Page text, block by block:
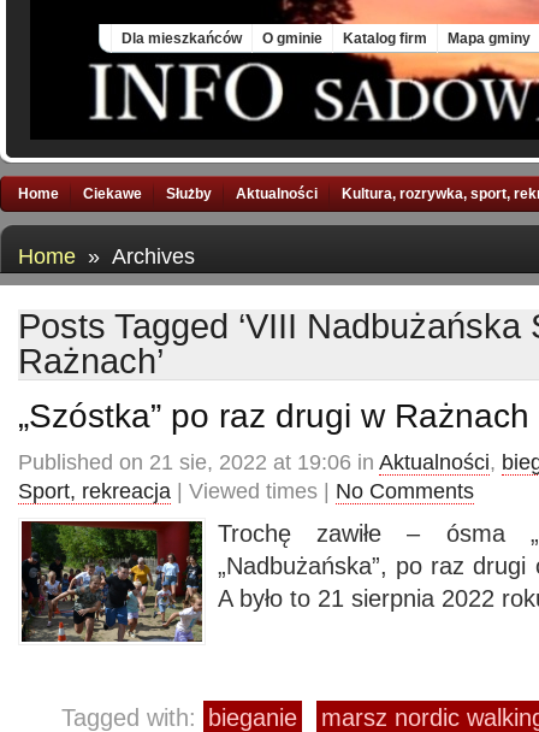
Dla mieszkańców O gminie Katalog firm Mapa gminy
Home Ciekawe Służby Aktualności Kultura, rozrywka, sport,
Home » Archives
Posts Tagged ‘VIII Nadbużańska
Rażnach’
„Szóstka” po raz drugi w Rażnach
Published on 21 sie, 2022 at 19:06 in Aktualności,
Sport, rekreacja | Viewed times | No Comments
Trochę zawiłe – ósma
„Nadbużańska”, po raz drugi
A było to 21 sierpnia 2022
Tagged with: bieganie marsz nordic